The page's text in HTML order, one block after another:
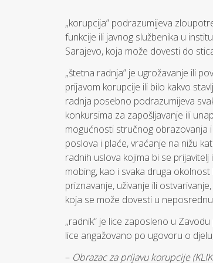
„korupcija” podrazumijeva
funkcije ili javnog službenika u
Sarajevo, koja može dovesti do
„štetna radnja” je ugrožavanje ili
prijavom korupcije ili bilo kakvo
radnja posebno podrazumijeva
konkursima za zapošljavanje ili
mogućnosti stručnog obrazovanja
poslova i plaće, vraćanje na nižu
radnih uslova kojima bi se
mobing, kao i svaka druga
priznavanje, uživanje ili
koja se može dovesti u
„radnik“ je lice zaposleno u
lice angažovano po ugovoru o
– Obrazac za prijavu korupcije